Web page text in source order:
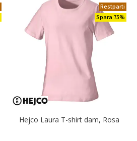
Restparti
Spara 75%
Hejco Laura T-shirt dam, Rosa